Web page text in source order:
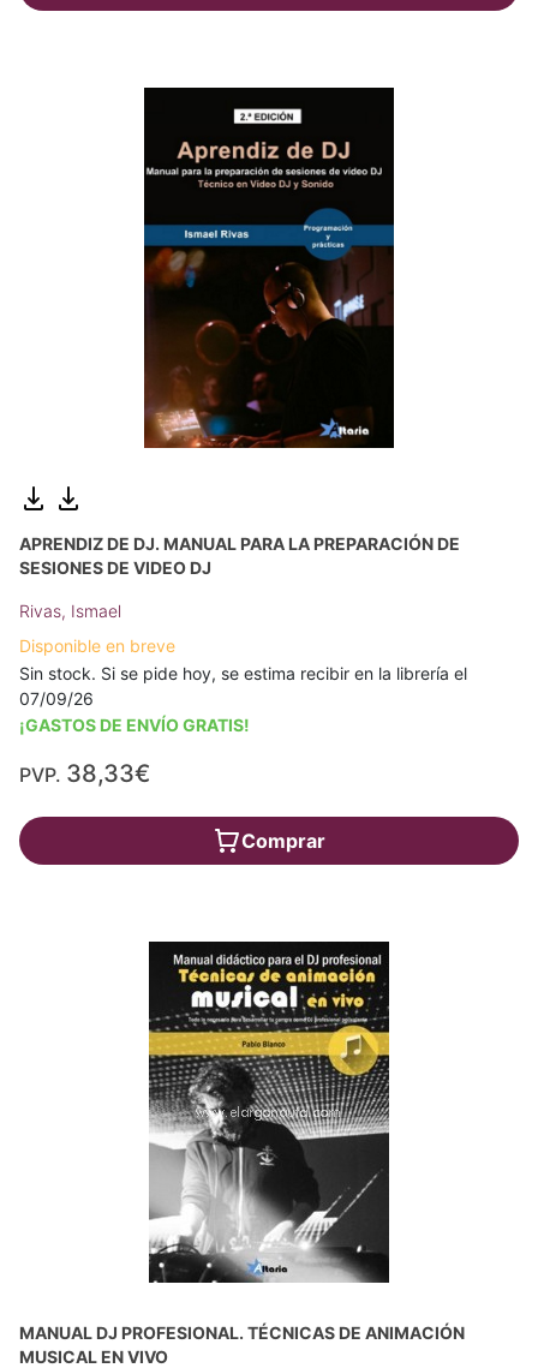
APRENDIZ DE DJ. MANUAL PARA LA PREPARACIÓN DE
SESIONES DE VIDEO DJ
Rivas, Ismael
Disponible en breve
Sin stock. Si se pide hoy, se estima recibir en la librería el
07/09/26
¡GASTOS DE ENVÍO GRATIS!
PVP. 38,33€
Comprar
MANUAL DJ PROFESIONAL. TÉCNICAS DE ANIMACIÓN
MUSICAL EN VIVO